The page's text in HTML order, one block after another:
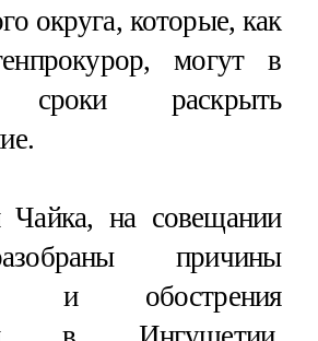
округа, которые, как
могут в
сроки раскрыть
Чайка, на совещании
причины
и обострения